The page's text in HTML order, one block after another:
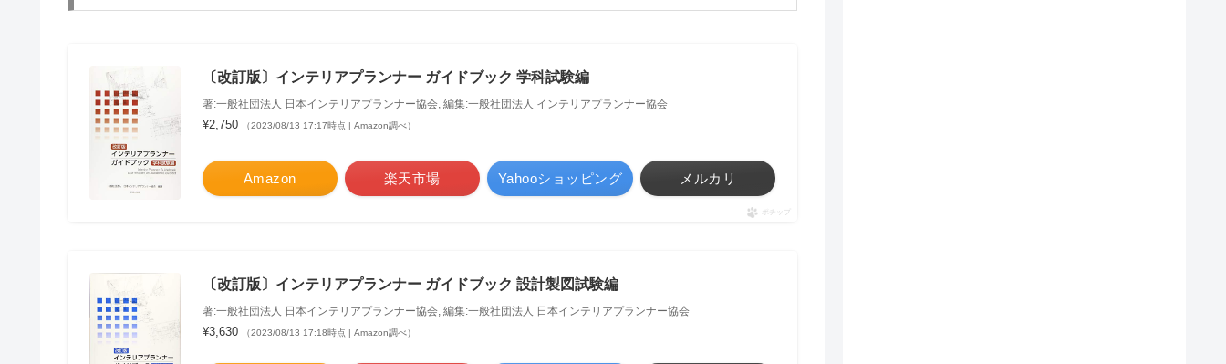
〔改訂版〕インテリアプランナー ガイドブック 学科試験編
著:一般社団法人 日本インテリアプランナー協会, 編集:一般社団法人 インテリアプランナー協会
¥2,750 （2023/08/13 17:17時点 | Amazon調べ）
Amazon 楽天市場 Yahooショッピング メルカリ
ポチップ
〔改訂版〕インテリアプランナー ガイドブック 設計製図試験編
著:一般社団法人 日本インテリアプランナー協会, 編集:一般社団法人 日本インテリアプランナー協会
¥3,630 （2023/08/13 17:18時点 | Amazon調べ）